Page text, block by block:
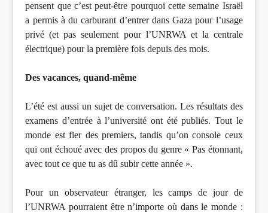
pensent que c’est peut-être pourquoi cette semaine Israël
a permis à du carburant d’entrer dans Gaza pour l’usage
privé (et pas seulement pour l’UNRWA et la centrale
électrique) pour la première fois depuis des mois.
Des vacances, quand-même
L’été est aussi un sujet de conversation. Les résultats des
examens d’entrée à l’université ont été publiés. Tout le
monde est fier des premiers, tandis qu’on console ceux
qui ont échoué avec des propos du genre « Pas étonnant,
avec tout ce que tu as dû subir cette année ».
Pour un observateur étranger, les camps de jour de
l’UNRWA pourraient être n’importe où dans le monde :